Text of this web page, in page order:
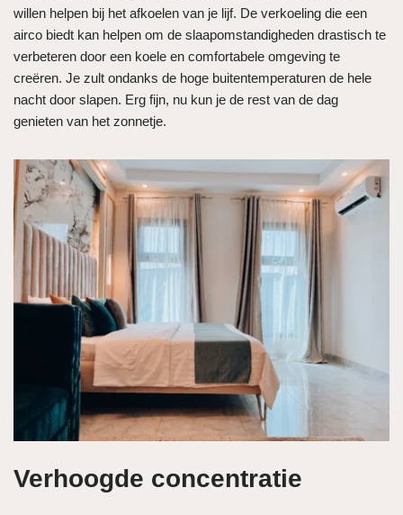
willen helpen bij het afkoelen van je lijf. De verkoeling die een
airco biedt kan helpen om de slaapomstandigheden drastisch te
verbeteren door een koele en comfortabele omgeving te
creëren. Je zult ondanks de hoge buitentemperaturen de hele
nacht door slapen. Erg fijn, nu kun je de rest van de dag
genieten van het zonnetje.
Verhoogde concentratie